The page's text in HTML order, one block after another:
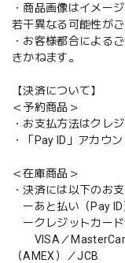
・商品画像はイメー
若干異なる可能性がご
・お客様都合による
きかねます。
【決済について】
＜予約商品＞
・お支払方法はクレ
・「Pay ID」アカウ
＜在庫商品＞
・決済には以下のお
ーあと払い（Pay ID
ークレジットカー
VISA／MasterCard
（AMEX）／JCB